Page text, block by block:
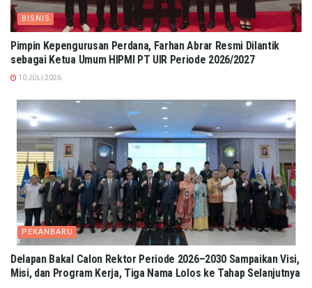
BISNIS
Pimpin Kepengurusan Perdana, Farhan Abrar Resmi Dilantik
sebagai Ketua Umum HIPMI PT UIR Periode 2026/2027
10 JULI 2026
PEKANBARU
Delapan Bakal Calon Rektor Periode 2026–2030 Sampaikan Visi,
Misi, dan Program Kerja, Tiga Nama Lolos ke Tahap Selanjutnya